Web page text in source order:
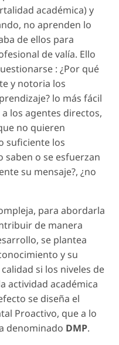
académica) y
no aprenden lo
de ellos para
de valía. Ello
: ¿Por qué
y notoria los
lo más fácil
los agentes directos,
no quieren
suficiente los
saben o se esfuerzan
su mensaje?, ¿no
para abordarla
de manera
se plantea
y su
si los niveles de
actividad académica
se diseña el
Proactivo, que a lo
denominado DMP.